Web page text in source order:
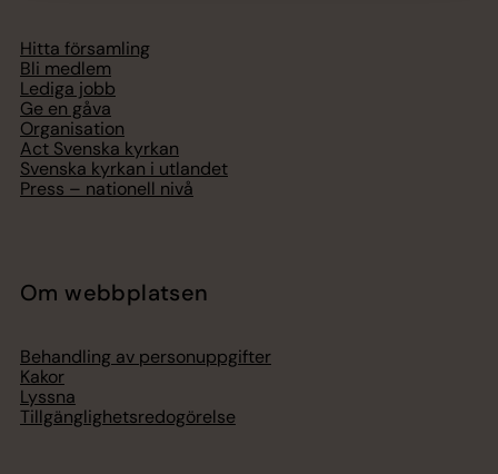
Hitta församling
Bli medlem
Lediga jobb
Ge en gåva
Organisation
Act Svenska kyrkan
Svenska kyrkan i utlandet
Press – nationell nivå
Om webbplatsen
Behandling av personuppgifter
Kakor
Lyssna
Tillgänglighetsredogörelse